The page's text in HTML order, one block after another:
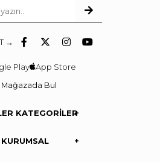
→
Play App Store
Bul
KATEGORİLER
KURUMSAL